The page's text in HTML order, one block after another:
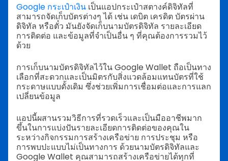
Google กระเป๋าเงิน เป็นแอปกระเป๋าสตางค์ดิจิทัลที่
สามารถจัดเก็บบัตรต่างๆ ได้ เช่น เดบิต เครดิต บัตรผ่าน
ดิจิทัล หรือตั๋ว มันยังจัดเก็บนามบัตรดิจิทัล รายละเอียด
การติดต่อ และข้อมูลที่จำเป็นอื่น ๆ ที่คุณต้องการรวมไว้
ด้วย
การเก็บนามบัตรดิจิทัลไว้ใน Google Wallet ถือเป็นทาง
เลือกที่สะดวกและเป็นมิตรกับสิ่งแวดล้อมแทนบัตรที่ใช้
กระดาษแบบดั้งเดิม ซึ่งช่วยเพิ่มการเชื่อมต่อและการแลก
เปลี่ยนข้อมูล
แอปนี้ผสานรวมวิธีการที่รวดเร็วและเป็นมืออาชีพมาก
ขึ้นในการแบ่งปันรายละเอียดการติดต่อของคุณใน
ระหว่างกิจกรรมการสร้างเครือข่าย การประชุม หรือ
การพบปะแบบไม่เป็นทางการ ด้วยนามบัตรดิจิทัลและ
Google Wallet คุณสามารถสร้างเครือข่ายได้ทุกที่